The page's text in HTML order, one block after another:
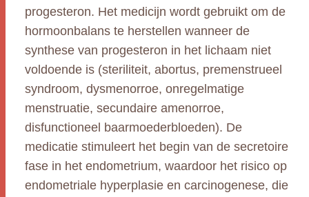
progesteron. Het medicijn wordt gebruikt om de
hormoonbalans te herstellen wanneer de
synthese van progesteron in het lichaam niet
voldoende is (steriliteit, abortus, premenstrueel
syndroom, dysmenorroe, onregelmatige
menstruatie, secundaire amenorroe,
disfunctioneel baarmoederbloeden). De
medicatie stimuleert het begin van de secretoire
fase in het endometrium, waardoor het risico op
endometriale hyperplasie en carcinogenese, die